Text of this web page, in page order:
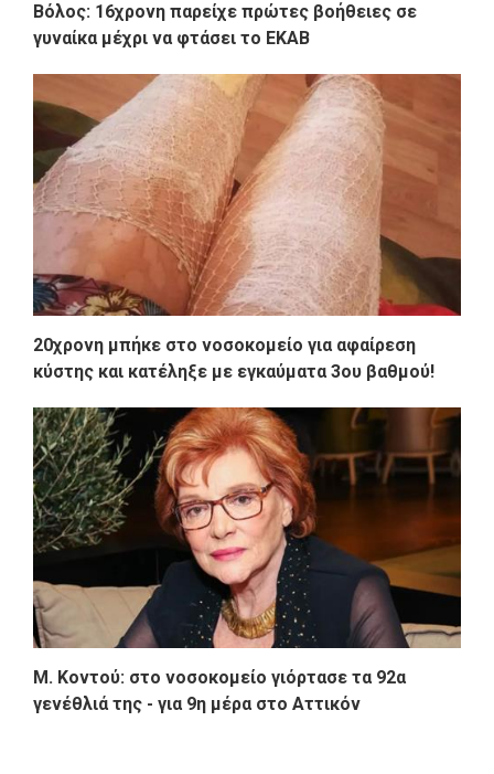
Βόλος: 16χρονη παρείχε πρώτες βοήθειες σε
γυναίκα μέχρι να φτάσει το ΕΚΑΒ
20χρονη μπήκε στο νοσοκομείο για αφαίρεση
κύστης και κατέληξε με εγκαύματα 3ου βαθμού!
Μ. Κοντού: στο νοσοκομείο γιόρτασε τα 92α
γενέθλιά της - για 9η μέρα στο Αττικόν